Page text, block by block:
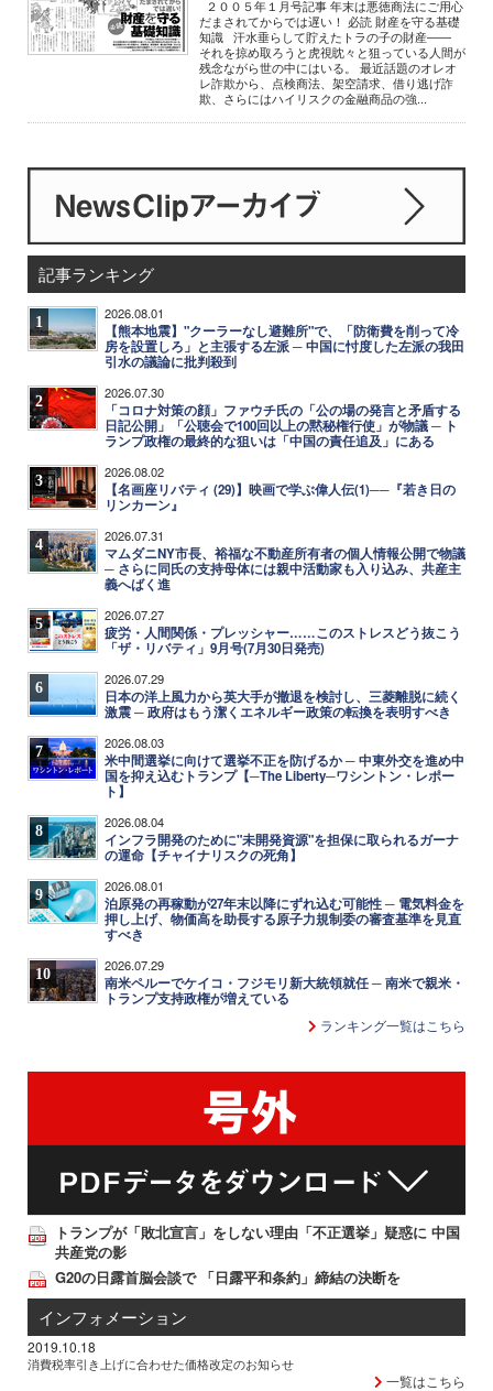
２００５年１月号記事 年末は悪徳商法にご用心
だまされてからでは遅い！ 必読 財産を守る基礎
知識 汗水垂らして貯えたトラの子の財産――
それを掠め取ろうと虎視眈々と狙っている人間が
残念ながら世の中にはいる。 最近話題のオレオ
レ詐欺から、点検商法、架空請求、借り逃げ詐
欺、さらにはハイリスクの金融商品の強...
記事ランキング
1 2026.08.01
【熊本地震】"クーラーなし避難所"で、「防衛費を削って冷
房を設置しろ」と主張する左派 ─ 中国に忖度した左派の我田
引水の議論に批判殺到
2 2026.07.30
「コロナ対策の顔」ファウチ氏の「公の場の発言と矛盾する
日記公開」「公聴会で100回以上の黙秘権行使」が物議 ─ ト
ランプ政権の最終的な狙いは「中国の責任追及」にある
3 2026.08.02
【名画座リバティ (29)】映画で学ぶ偉人伝(1)──『若き日の
リンカーン』
4 2026.07.31
マムダニNY市長、裕福な不動産所有者の個人情報公開で物議
─ さらに同氏の支持母体には親中活動家も入り込み、共産主
義へばく進
5 2026.07.27
疲労・人間関係・プレッシャー……このストレスどう抜こう
「ザ・リバティ」9月号(7月30日発売)
6 2026.07.29
日本の洋上風力から英大手が撤退を検討し、三菱離脱に続く
激震 ─ 政府はもう潔くエネルギー政策の転換を表明すべき
7 2026.08.03
米中間選挙に向けて選挙不正を防げるか ─ 中東外交を進め中
国を抑え込むトランプ【─The Liberty─ワシントン・レポー
ト】
8 2026.08.04
インフラ開発のために"未開発資源"を担保に取られるガーナ
の運命【チャイナリスクの死角】
9 2026.08.01
泊原発の再稼動が27年末以降にずれ込む可能性 ─ 電気料金を
押し上げ、物価高を助長する原子力規制委の審査基準を見直
すべき
10 2026.07.29
南米ペルーでケイコ・フジモリ新大統領就任 ─ 南米で親米・
トランプ支持政権が増えている
ランキング一覧はこちら
トランプが「敗北宣言」をしない理由「不正選挙」疑惑に 中国
共産党の影
G20の日露首脳会談で 「日露平和条約」締結の決断を
インフォメーション
2019.10.18
消費税率引き上げに合わせた価格改定のお知らせ
一覧はこちら